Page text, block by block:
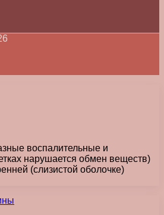
воспалительные и
нарушается обмен веществ)
(слизистой оболочке)